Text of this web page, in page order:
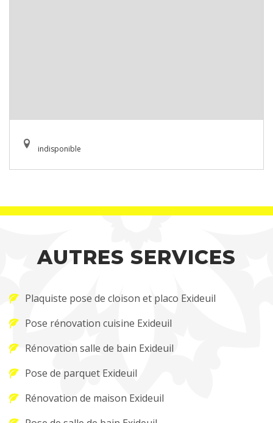
indisponible
AUTRES SERVICES
Plaquiste pose de cloison et placo Exideuil
Pose rénovation cuisine Exideuil
Rénovation salle de bain Exideuil
Pose de parquet Exideuil
Rénovation de maison Exideuil